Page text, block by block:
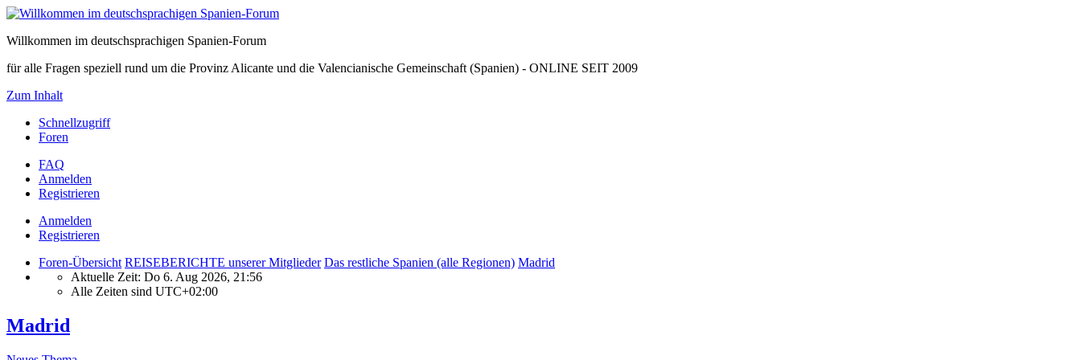
Willkommen im deutschsprachigen Spanien-Forum
für alle Fragen speziell rund um die Provinz Alicante und die Valencianische Gemeinschaft (Spanien) - ONLINE SEIT 2009
Zum Inhalt
Schnellzugriff
Foren
FAQ
Anmelden
Registrieren
Anmelden
Registrieren
Foren-Übersicht REISEBERICHTE unserer Mitglieder Das restliche Spanien (alle Regionen) Madrid
Aktuelle Zeit: Do 6. Aug 2026, 21:56
Alle Zeiten sind UTC+02:00
Madrid